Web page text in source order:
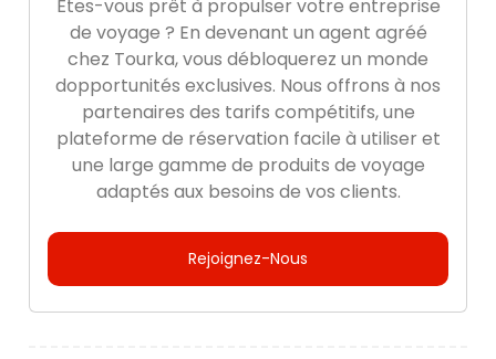
Êtes-vous prêt à propulser votre entreprise
de voyage ? En devenant un agent agréé
chez Tourka, vous débloquerez un monde
dopportunités exclusives. Nous offrons à nos
partenaires des tarifs compétitifs, une
plateforme de réservation facile à utiliser et
une large gamme de produits de voyage
adaptés aux besoins de vos clients.
Rejoignez-Nous